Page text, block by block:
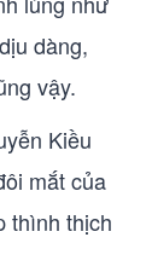
dàng,
vậy.
Kiều
mắt của
thình thịch